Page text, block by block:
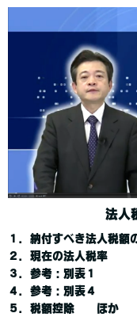
法人
１．納付すべき法人税額
２．現在の法人税率
３．参考：別表１
４．参考：別表４
５．税額控除 ほか